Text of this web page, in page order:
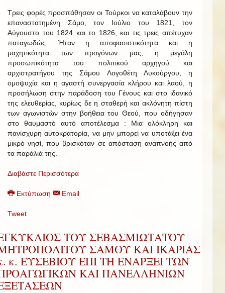
Τρεις φορές προσπάθησαν οι Τούρκοι να καταλάβουν την
επαναστατημένη Σάμο, τον Ιούλιο του 1821, τον
Αύγουστο του 1824 και το 1826, και τις τρεις απέτυχαν
παταγωδώς. Ήταν η αποφασιστικότητα και η
μαχητικότητα των προγόνων μας, η μεγάλη
προσωπικότητα του πολιτικού αρχηγού και
αρχιστρατήγου της Σάμου Λογοθέτη Λυκούργου, η
ομοψυχία και η αγαστή συνεργασία κλήρου και λαού, η
προσήλωση στην παράδοση του Γένους και στο ιδανικό
της ελευθερίας, κυρίως δε η σταθερή και ακλόνητη πίστη
των αγωνιστών στην βοήθεια του Θεού, που οδήγησαν
στο θαυμαστό αυτό αποτέλεσμα : Μια ολόκληρη και
πανίσχυρη αυτοκρατορία, να μην μπορεί να υποτάξει ένα
μικρό νησί, που βρισκόταν σε απόσταση αναπνοής από
τα παράλιά της.
Διαβάστε Περισσότερα
Εκτύπωση Email
Tweet
ΤΟΥ ΣΕΒΑΣΜΙΩΤΑΤΟΥ
ΣΑΜΟΥ ΚΑΙ ΙΚΑΡΙΑΣ
κ. ΕΥΣΕΒΙΟΥ ΕΠΙ ΤΗ ΕΝΑΡΞΕΙ ΤΩΝ
ΚΑΙ ΠΑΝΕΛΛΗΝΙΩΝ